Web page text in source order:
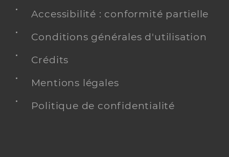
Accessibilité : conformité partielle
Conditions générales d'utilisation
Crédits
Mentions légales
Politique de confidentialité